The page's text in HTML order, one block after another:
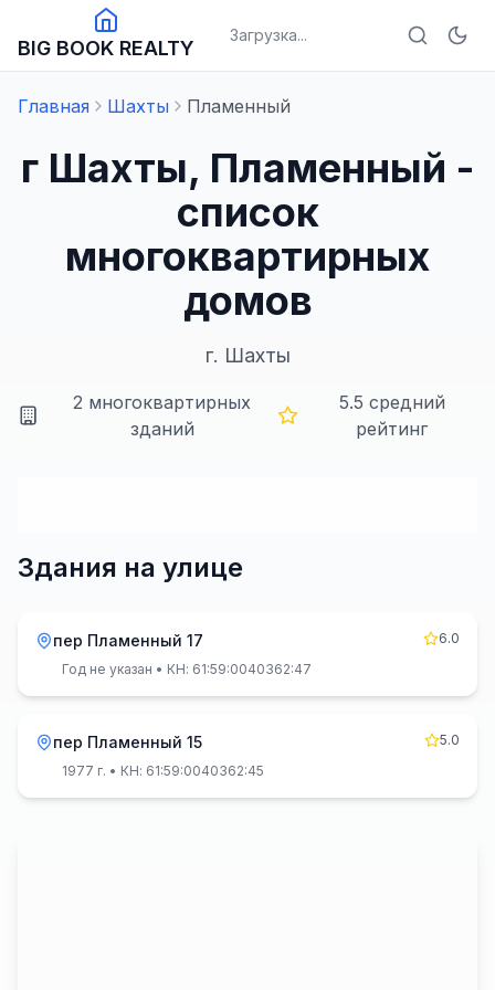
BIG BOOK REALTY
Загрузка...
Главная Шахты Пламенный
г Шахты, Пламенный -
список
многоквартирных
домов
г. Шахты
2 многоквартирных
зданий
5.5 средний
рейтинг
Здания на улице
пер Пламенный 17
6.0
Год не указан • КН: 61:59:0040362:47
пер Пламенный 15
5.0
1977 г. • КН: 61:59:0040362:45